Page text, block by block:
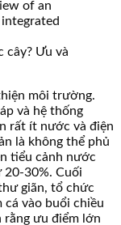
cây? Ưu và
môi trường.
và hệ thống
rất ít nước và điện
là không thể phủ
tiểu cảnh nước
30%. Cuối
giãn, tổ chức
cá vào buổi chiều
rằng ưu điểm lớn